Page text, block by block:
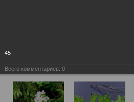
45
Всего комментариев: 0